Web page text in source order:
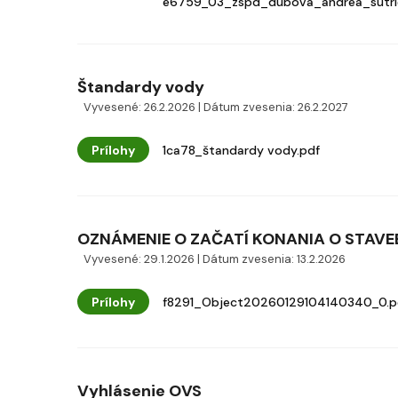
Štandardy vody
Vyvesené: 26.2.2026 | Dátum zvesenia: 26.2.2027
Prílohy 1ca78_štandardy vody.pdf
OZNÁMENIE O ZAČATÍ KONANIA O
Vyvesené: 29.1.2026 | Dátum zvesenia: 13.2.2026
Prílohy
Vyhlásenie OVS